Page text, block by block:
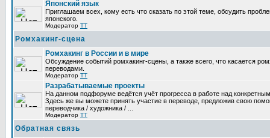
Японский язык
Приглашаем всех, кому есть что сказать по этой теме, обсудить
японского.
Модератор TT
Ромхакинг-сцена
Ромхакинг в России и в мире
Обсуждение событий ромхакинг-сцены, а также всего, что касается
переводами.
Модератор TT
Разрабатываемые проекты
На данном подфоруме ведётся учёт прогресса в работе над
Здесь же вы можете принять участие в переводе, предложив свою
переводчика / художника / ...
Модератор TT
Обратная связь